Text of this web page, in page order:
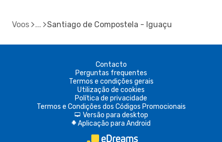
Voos Santiago de Compostela - Iguaçu
Contacto
Perguntas frequentes
Termos e condições gerais
Utilização de cookies
Política de privacidade
Termos e Condições dos Códigos Promocionais
d Versão para desktop
A Aplicação para Android